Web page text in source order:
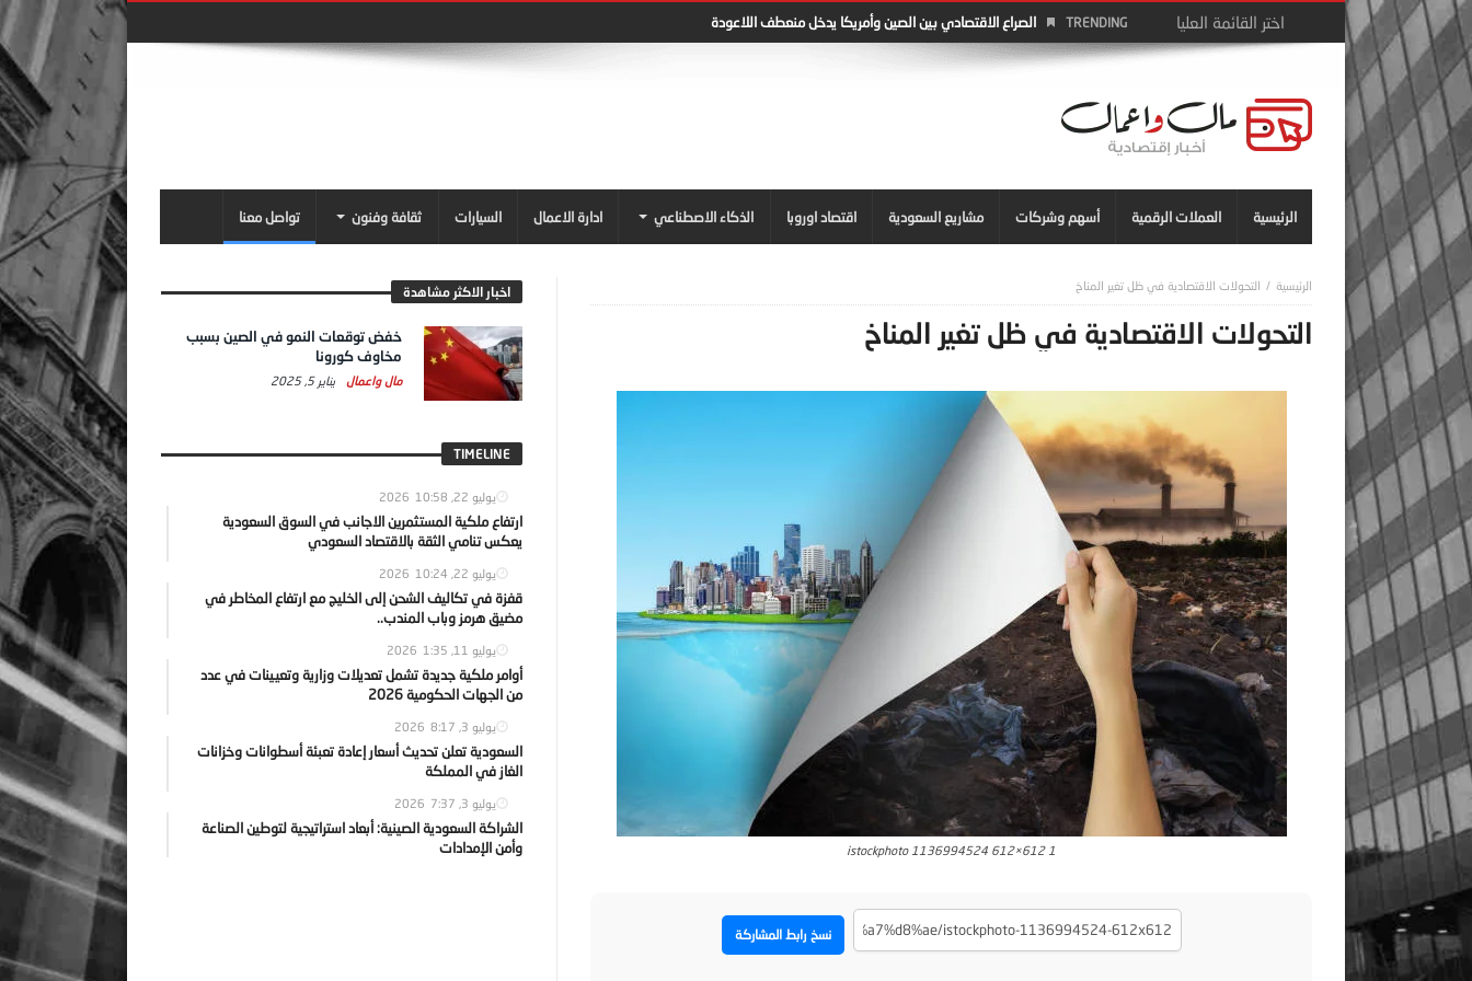
TRENDING الصراع الاقتصادي بين الصين وأمريكا يدخل منعطف اللاعودة
الرئيسية العملات الرقمية أسهم وشركات مشاريع السعودية اقتصاد اوروبا الذكاء الاصطناعي ادارة الاعمال السيارات ثقافة وفنون تواصل معنا
التحولات الاقتصادية في ظل تغير المناخ
التحولات الاقتصادية في ظل تغير المناخ
istockphoto 1136994524 612×612 1
نسخ رابط المشاركة
اخبار الاكثر مشاهدة
خفض توقعات النمو في الصين بسبب
مخاوف كورونا
مال واعمال يناير 5, 2025
TIMELINE
يوليو 22, 2026 10:58
ارتفاع ملكية المستثمرين الاجانب في السوق السعودية
يعكس تنامي الثقة بالاقتصاد السعودي
يوليو 22, 2026 10:24
قفزة في تكاليف الشحن إلى الخليج مع ارتفاع المخاطر في
مضيق هرمز وباب المندب..
يوليو 11, 2026 1:35
أوامر ملكية جديدة تشمل تعديلات وزارية وتعيينات في عدد
من الجهات الحكومية 2026
يوليو 3, 2026 8:17
السعودية تعلن تحديث أسعار إعادة تعبئة أسطوانات وخزانات
الغاز في المملكة
يوليو 3, 2026 7:37
الشراكة السعودية الصينية: أبعاد استراتيجية لتوطين الصناعة
وأمن الإمدادات